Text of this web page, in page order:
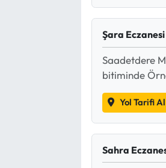
Şara Eczanesi
Saadetdere
bitiminde
Yol Tarifi Al
Sahra